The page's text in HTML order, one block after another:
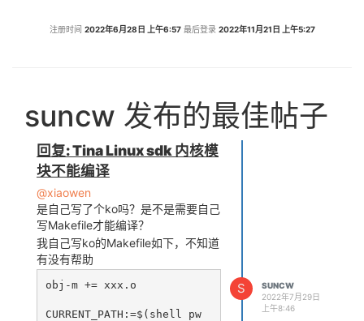
注册时间 2022年6月28日 上午6:57 最后登录 2022年11月21日 上午5:27
suncw 发布的最佳帖子
回复: Tina Linux sdk 内核模
块不能编译
@xiaowen
是自己写了个ko吗？是不是需要自己
写Makefile才能编译？
我自己写ko的Makefile如下，不知道
有没有帮助
obj-m += xxx.o
CURRENT_PATH:=$(shell pw
S
SUNCW
2022年7月29日
上午8:46